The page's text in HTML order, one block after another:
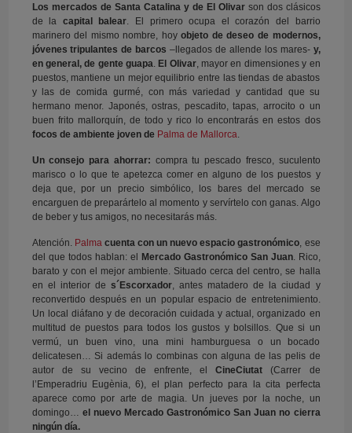
Los mercados de Santa Catalina y de El Olivarson dos clásicos
de la capital balear . El primero ocupa el corazón del barrio
marinero del mismo nombre, hoyobjeto de deseo de modernos,
jóvenes tripulantes de barcos –llegados de allende los mares- y,
en general, de gente guapa El Olivar, mayor en dimensiones y en
puestos, mantiene un mejor equilibrio entre las tiendas de abastos
y las de comida gurmé, con más variedad y cantidad que su
hermano menor. Japonés, ostras, pescadito, tapas, arrocito o un
buen frito mallorquín, de todo y rico lo encontrarás en estos dos
focos de ambiente joven de Palma de Mallorca
Un consejo para ahorrar: compra tu pescado fresco, suculento
marisco o lo que te apetezca comer en alguno de los puestos y
deja que, por un precio simbólico, los bares del mercado se
encarguen de preparártelo al momento y servírtelo con ganas. Algo
de beber y tus amigos, no necesitarás más.
Atención. Palma cuenta con un nuevo espacio gastronómico , ese
del que todos hablan: el Mercado Gastronómico San Juan. Rico,
barato y con el mejor ambiente. Situado cerca del centro, se halla
en el interior de s´Escorxador, antes matadero de la ciudad y
reconvertido después en un popular espacio de entretenimiento.
Un local diáfano y de decoración cuidada y actual, organizado en
multitud de puestos para todos los gustos y bolsillos. Que si un
vermú, un buen vino, una mini hamburguesa o un bocado
delicatesen… Si además lo combinas con alguna de las pelis de
autor de su vecino de enfrente, elCineCiutat (Carrer de
l’Emperadriu Eugènia, 6), el plan perfecto para la cita perfecta
aparece como por arte de magia. Un jueves por la noche, un
domingo… el nuevo Mercado Gastronómico San Juan no cierra
ningún día.